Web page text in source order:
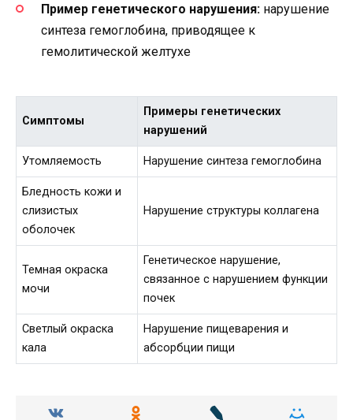
Пример генетического нарушения: нарушение
синтеза гемоглобина, приводящее к
гемолитической желтухе
Симптомы
Примеры генетических
нарушений
Утомляемость Нарушение синтеза гемоглобина
Бледность кожи и
слизистых
оболочек
Нарушение структуры коллагена
Темная окраска
мочи
Генетическое нарушение,
связанное с нарушением функции
почек
Светлый окраска
кала
Нарушение пищеварения и
абсорбции пищи